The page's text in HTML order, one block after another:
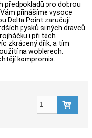
předpokladů pro dobrou
přinášíme vysoce
Delta Point zaručují
pysků silných dravců.
i při těch
zkrácený dřík, a tím
na woblerech.
kompromis.